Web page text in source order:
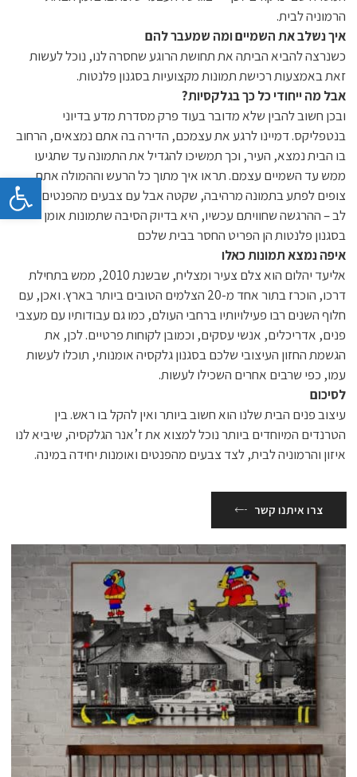
הרמוניה לבית.
איך נשלב את השמיים ומה שמעבר להם
כשנרצה להביא הביתה את תחושת הרוגע שחסרה לנו, נוכל לעשות
זאת באמצעות רכישת תמונות מקצועיות בסגנון פלנטות.
אבל מה ייחודי כל כך בגלקסיות?
ובכן חשוב להבין שלא מדובר בעוד פרק מסדרת מדע בדיוני
בנטפליקס. דמיינו לרגע את עצמכם, הדירה בה אתם נמצאים, הרחוב
בו הבית נמצא, העיר, וכך תמשיכו להגדיל את התמונה עד שתגיעו
ממש עד השמיים עצמם. תראו איך מתוך כל הרעש וההמולה אתם
צופים לפתע בתמונה מרהיבה, שקטה אבל עם צבעים מהפנטים ושובי
לב – ההרגשה שחוויתם עכשיו, היא בדיוק הסיבה שתמונות אומן
בסגנון פלנטות הן הפריט החסר בבית שלכם
איפה נמצא תמונות כאלו
אליעד יהלום הוא צלם צעיר ומצליח, שבשנת 2010, ממש בתחילת
דרכו, הוכרז בתור אחד מ-20 הצלמים הטובים ביותר בארץ. ואכן, עם
חלוף השנים רבו פעילויותיו ברחבי העולם, כמו גם עבודותיו עם מעצבי
פנים, אדריכלים, אנשי עסקים, וכמובן לקוחות פרטיים. לכן, את
הגשמת החזון העיצובי שלכם בסגנון גלקסיה אומנותי, תוכלו לעשות
עמו, כפי שרבים אחרים השכילו לעשות.
לסיכום
עיצוב פנים הבית שלנו הוא חשוב ביותר ואין להקל בו ראש. בין
הטרנדים המיוחדים ביותר נוכל למצוא את ז’אנר הגלקסיה, שיביא לנו
איזון והרמוניה לבית, לצד צבעים מהפנטים ואומנות יחידה במינה.
צרו איתנו קשר